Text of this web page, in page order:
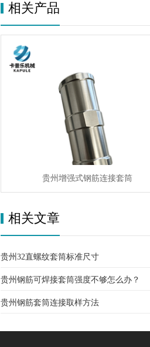
相关产品
贵州增强式钢筋连接套筒
相关文章
贵州32直螺纹套筒标准尺寸
贵州钢筋可焊接套筒强度不够怎么办？
贵州钢筋套筒连接取样方法